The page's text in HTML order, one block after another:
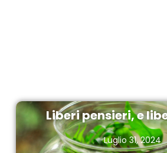
Luglio 31, 2024
Liberi pensieri, e